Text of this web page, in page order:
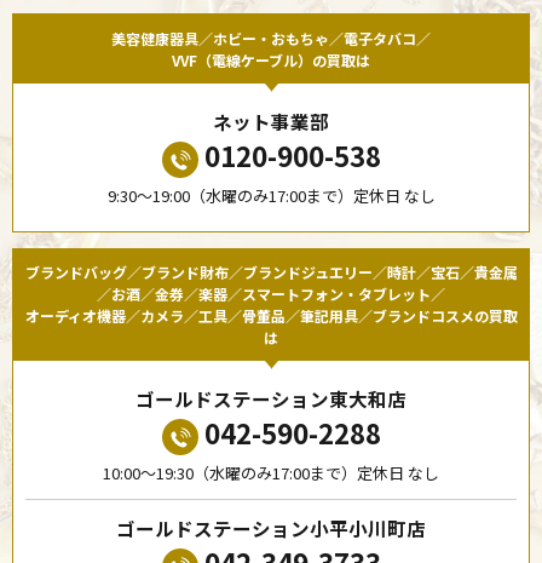
美容健康器具／ホビー・おもちゃ／電子タバコ／
VVF（電線ケーブル）の買取は
ネット事業部
0120-900-538
9:30〜19:00（水曜のみ17:00まで）定休日 なし
ブランドバッグ／ブランド財布／ブランドジュエリー／時計／宝石／貴金属
／お酒／金券／楽器／スマートフォン・タブレット／
オーディオ機器／カメラ／工具／骨董品／筆記用具／ブランドコスメの買取
は
ゴールドステーション東大和店
042-590-2288
10:00〜19:30（水曜のみ17:00まで）定休日 なし
ゴールドステーション小平小川町店